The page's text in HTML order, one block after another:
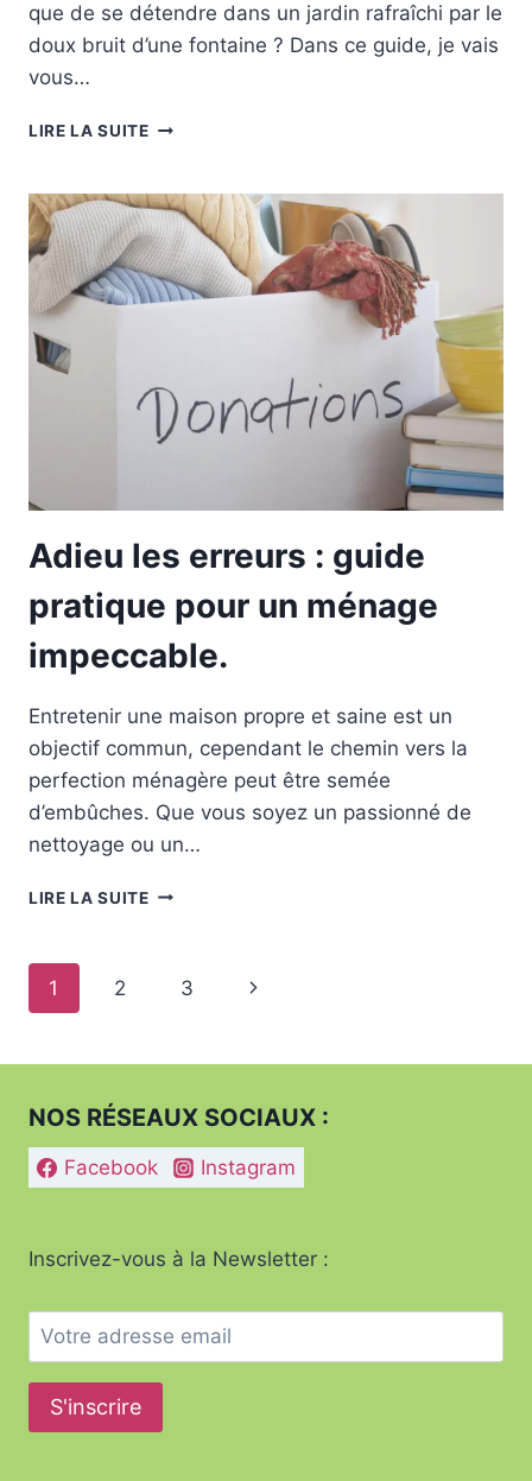
que de se détendre dans un jardin rafraîchi par le
doux bruit d’une fontaine ? Dans ce guide, je vais
vous…
LIRE LA SUITERAFRAÎCHIR
EN
ÉTÉ
AVEC
UNE
FONTAINE
Adieu les erreurs : guide
pratique pour un ménage
impeccable.
Entretenir une maison propre et saine est un
objectif commun, cependant le chemin vers la
perfection ménagère peut être semée
d’embûches. Que vous soyez un passionné de
nettoyage ou un…
LIRE LA SUITEADIEU
GUIDE
UN
IMPECCABLE.
Navigation
1 2 3
Page
NOS RÉSEAUX SOCIAUX :
Facebook Instagram
Inscrivez-vous à la Newsletter :